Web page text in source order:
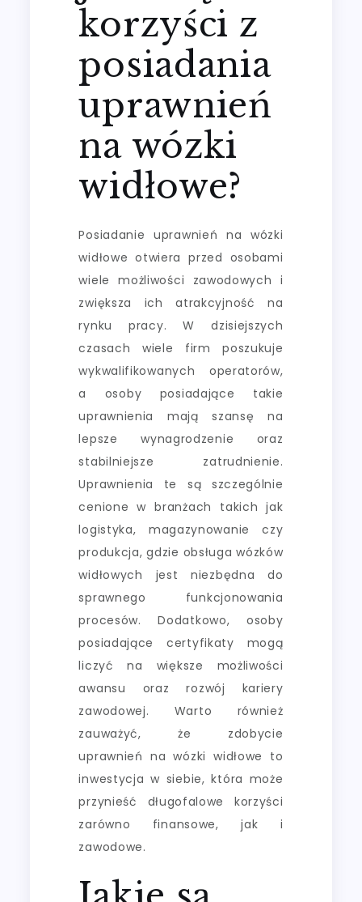
korzyści z
posiadania
uprawnień
na wózki
widłowe?
Posiadanie uprawnień na wózki
widłowe otwiera przed osobami
wiele możliwości zawodowych i
zwiększa ich atrakcyjność na
rynku pracy. W dzisiejszych
czasach wiele firm poszukuje
wykwalifikowanych operatorów,
a osoby posiadające takie
uprawnienia mają szansę na
lepsze wynagrodzenie oraz
stabilniejsze zatrudnienie.
Uprawnienia te są szczególnie
cenione w branżach takich jak
logistyka, magazynowanie czy
produkcja, gdzie obsługa wózków
widłowych jest niezbędna do
sprawnego funkcjonowania
procesów. Dodatkowo, osoby
posiadające certyfikaty mogą
liczyć na większe możliwości
awansu oraz rozwój kariery
zawodowej. Warto również
zauważyć, że zdobycie
uprawnień na wózki widłowe to
inwestycja w siebie, która może
przynieść długofalowe korzyści
zarówno finansowe, jak i
zawodowe.